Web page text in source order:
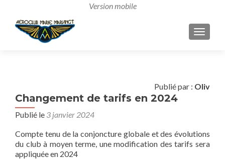
Publié par : Oliv
Changement de tarifs en 2024
Publié le 3 janvier 2024
Compte tenu de la conjoncture globale et des évolutions
du club à moyen terme, une modification des tarifs sera
appliquée en 2024